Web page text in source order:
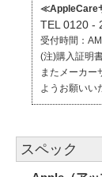
≪AppleCare
TEL 0120 -
受付時間：
(注)購入証明
またメーカー
ようお願いい
スペック